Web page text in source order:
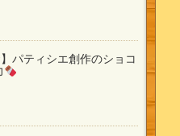
】パティシエ創作のショコ